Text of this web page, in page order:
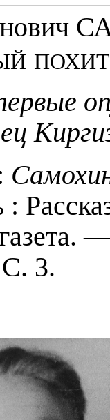
:
3.